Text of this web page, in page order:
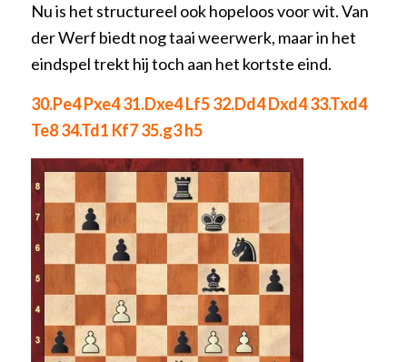
Nu is het structureel ook hopeloos voor wit. Van
der Werf biedt nog taai weerwerk, maar in het
eindspel trekt hij toch aan het kortste eind.
30.Pe4 Pxe4 31.Dxe4 Lf5 32.Dd4 Dxd4 33.Txd4
Te8 34.Td1 Kf7 35.g3 h5